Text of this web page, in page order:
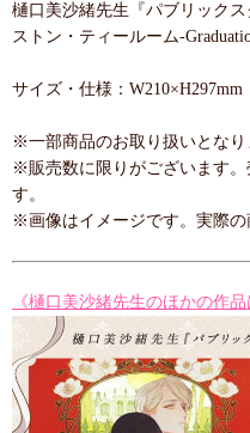
樋口美沙緒先生『パブリック
ストン・ティールーム-
サイズ・仕様：W210×H297mm
※一部商品のお取り扱いとなり
※販売数に限りがございます
す。
※画像はイメージです。実際の
《樋口美沙緒先生のほかの作